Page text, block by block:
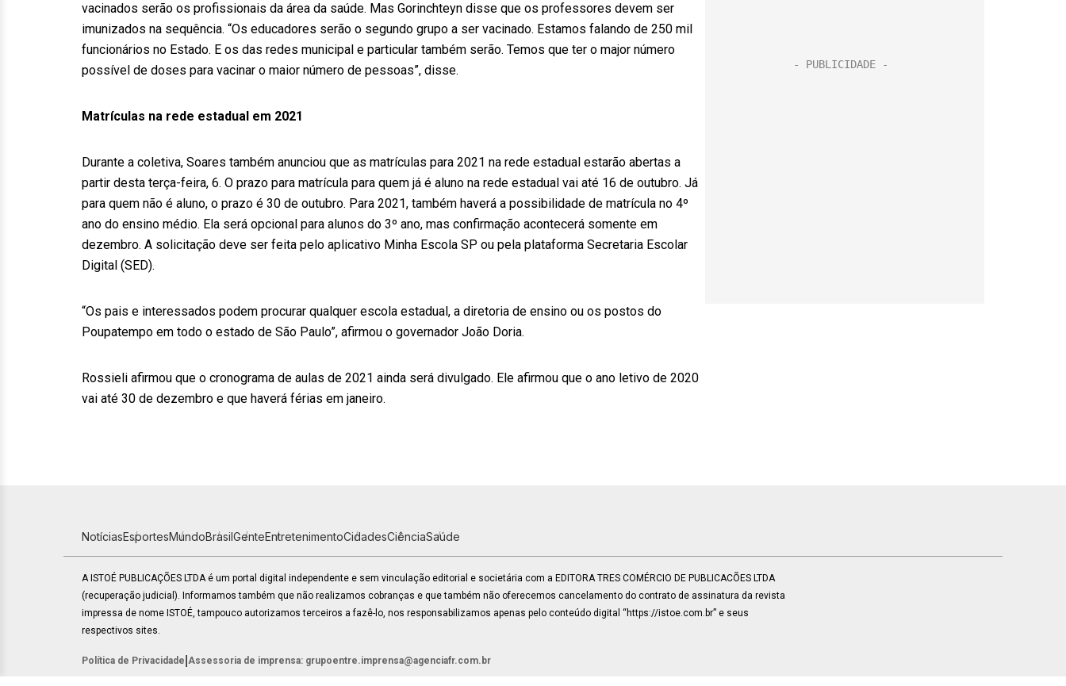
vacinados serão os profissionais da área da saúde. Mas Gorinchteyn disse que os professores devem ser
imunizados na sequência. “Os educadores serão o segundo grupo a ser vacinado. Estamos falando de 250 mil
funcionários no Estado. E os das redes municipal e particular também serão. Temos que ter o major número
possível de doses para vacinar o maior número de pessoas”, disse.
Matrículas na rede estadual em 2021
Durante a coletiva, Soares também anunciou que as matrículas para 2021 na rede estadual estarão abertas a
partir desta terça-feira, 6. O prazo para matrícula para quem já é aluno na rede estadual vai até 16 de outubro. Já
para quem não é aluno, o prazo é 30 de outubro. Para 2021, também haverá a possibilidade de matrícula no 4º
ano do ensino médio. Ela será opcional para alunos do 3º ano, mas confirmação acontecerá somente em
dezembro. A solicitação deve ser feita pelo aplicativo Minha Escola SP ou pela plataforma Secretaria Escolar
Digital (SED).
“Os pais e interessados podem procurar qualquer escola estadual, a diretoria de ensino ou os postos do
Poupatempo em todo o estado de São Paulo”, afirmou o governador João Doria.
Rossieli afirmou que o cronograma de aulas de 2021 ainda será divulgado. Ele afirmou que o ano letivo de 2020
vai até 30 de dezembro e que haverá férias em janeiro.
NotíciasEsportesMundoBrasilGenteEntretenimentoCidadesCiênciaSaúde
A ISTOÉ PUBLICAÇÕES LTDA é um portal digital independente e sem vinculação editorial e societária com a EDITORA TRES COMÉRCIO DE PUBLICACÕES LTDA
(recuperação judicial). Informamos também que não realizamos cobranças e que também não oferecemos cancelamento do contrato de assinatura da revista
impressa de nome ISTOÉ, tampouco autorizamos terceiros a fazê-lo, nos responsabilizamos apenas pelo conteúdo digital “https://istoe.com.br” e seus
respectivos sites.
Política de Privacidade Assessoria de imprensa: grupoentre.imprensa@agenciafr.com.br